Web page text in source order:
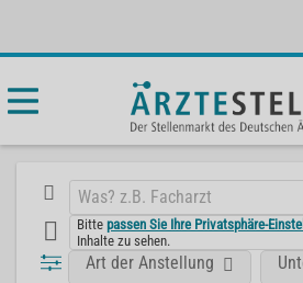
Bittepassen Sie Ihre Privatsphäre-
Inhalte zu sehen.
Art der Anstellung